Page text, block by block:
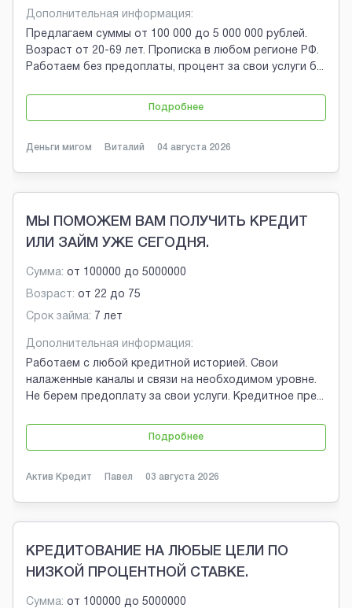
Дополнительная информация:
Предлагаем суммы от 100 000 до 5 000 000 рублей.
Возраст от 20-69 лет. Прописка в любом регионе РФ.
Работаем без предоплаты, процент за свои услуги б...
Подробнее
Деньги мигом Виталий 04 августа 2026
МЫ ПОМОЖЕМ ВАМ ПОЛУЧИТЬ КРЕДИТ
ИЛИ ЗАЙМ УЖЕ СЕГОДНЯ.
Сумма: от 100000 до 5000000
Возраст: от 22 до 75
Срок займа: 7 лет
Дополнительная информация:
Работаем с любой кредитной историей. Свои
налаженные каналы и связи на необходимом уровне.
Не берем предоплату за свои услуги. Кредитное пре...
Подробнее
Актив Кредит Павел 03 августа 2026
КРЕДИТОВАНИЕ НА ЛЮБЫЕ ЦЕЛИ ПО
НИЗКОЙ ПРОЦЕНТНОЙ СТАВКЕ.
Сумма: от 100000 до 5000000